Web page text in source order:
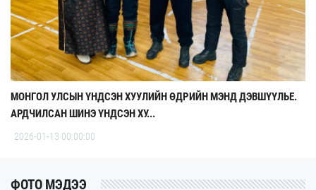
МОНГОЛ УЛСЫН ҮНДСЭН ХУУЛИЙН ӨДРИЙН МЭНД ДЭВШҮҮЛЬЕ.
АРДЧИЛСАН ШИНЭ ҮНДСЭН ХУ...
2026-01-13 00:00:00
ФОТО МЭДЭЭ